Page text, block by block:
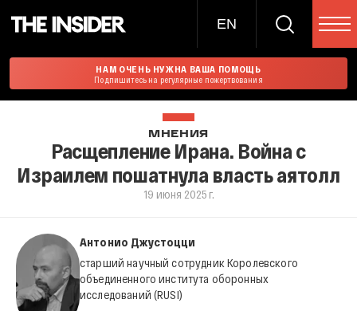
EN
НАМ ОЧЕНЬ НУЖНА ВАША ПОМОЩЬ
Подпишитесь на регулярные пожертвования
МНЕНИЯ
Расщепление Ирана. Война с
Израилем пошатнула власть аятолл
19 июня 2025 г.
Антонио Джустоцци
старший научный сотрудник Королевского
объединенного института оборонных
исследований (RUSI)